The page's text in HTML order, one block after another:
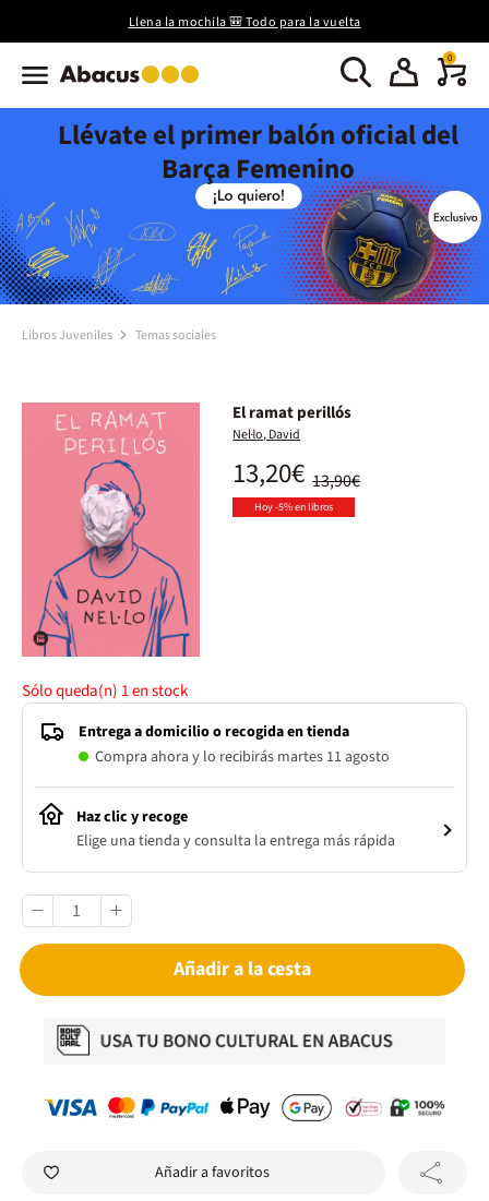
Llena la mochila 🎒 Todo para la vuelta
0
Llévate el primer balón oficial del
Barça Femenino
Libros Juveniles Temas sociales
El ramat perillós
Nel·lo, David
13,90€
13,20€
Hoy -5% en libros
Sólo queda(n) 1en stock
Entrega a domicilio o recogida en tienda
Compra ahora y lo recibirás martes 11 agosto
Haz clic y recoge
Elige una tienda y consulta la entrega más rápida
Añadir a la cesta
Añadir a favoritos